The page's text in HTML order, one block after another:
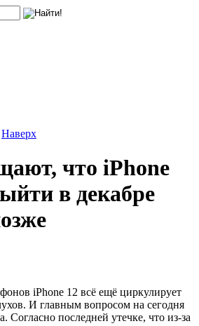
Наверх
что iPhone
в декабре
iPhone 12 всё ещё циркулирует
И главным вопросом на сегодня
Согласно последней утечке, что из-за